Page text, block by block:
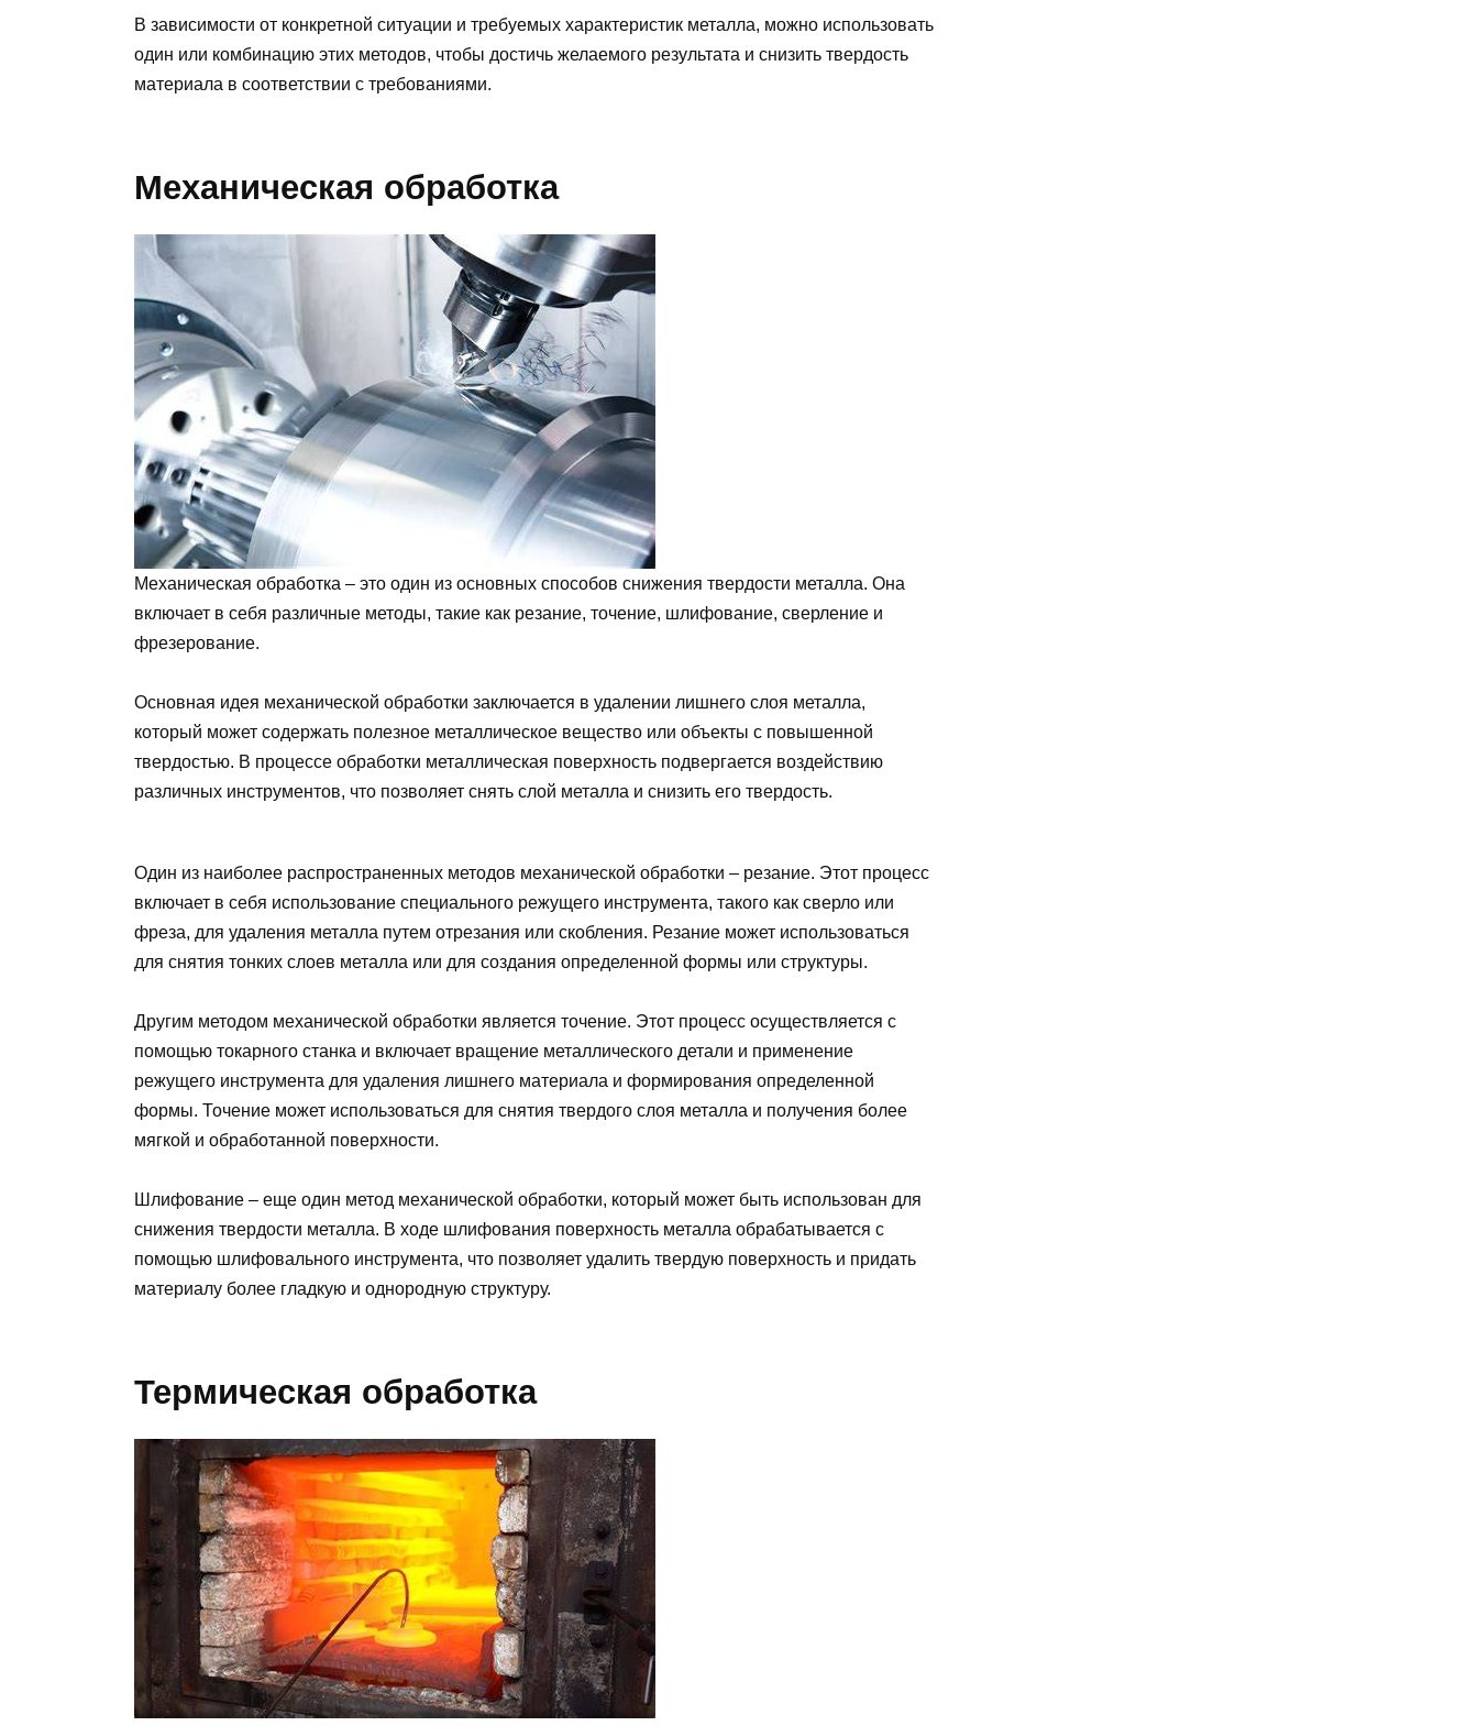
В зависимости от конкретной ситуации и требуемых характеристик металла, можно использовать
один или комбинацию этих методов, чтобы достичь желаемого результата и снизить твердость
материала в соответствии с требованиями.
Механическая обработка
Механическая обработка – это один из основных способов снижения твердости металла. Она
включает в себя различные методы, такие как резание, точение, шлифование, сверление и
фрезерование.
Основная идея механической обработки заключается в удалении лишнего слоя металла,
который может содержать полезное металлическое вещество или объекты с повышенной
твердостью. В процессе обработки металлическая поверхность подвергается воздействию
различных инструментов, что позволяет снять слой металла и снизить его твердость.
Один из наиболее распространенных методов механической обработки – резание. Этот процесс
включает в себя использование специального режущего инструмента, такого как сверло или
фреза, для удаления металла путем отрезания или скобления. Резание может использоваться
для снятия тонких слоев металла или для создания определенной формы или структуры.
Другим методом механической обработки является точение. Этот процесс осуществляется с
помощью токарного станка и включает вращение металлического детали и применение
режущего инструмента для удаления лишнего материала и формирования определенной
формы. Точение может использоваться для снятия твердого слоя металла и получения более
мягкой и обработанной поверхности.
Шлифование – еще один метод механической обработки, который может быть использован для
снижения твердости металла. В ходе шлифования поверхность металла обрабатывается с
помощью шлифовального инструмента, что позволяет удалить твердую поверхность и придать
материалу более гладкую и однородную структуру.
Термическая обработка